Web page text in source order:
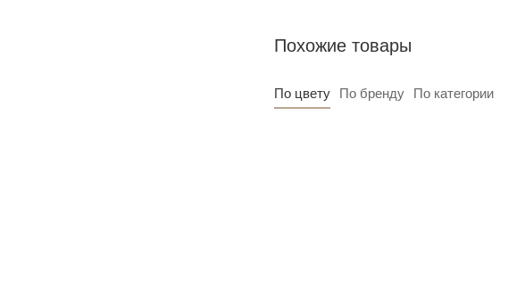
Похожие товары
По цвету По бренду По категории